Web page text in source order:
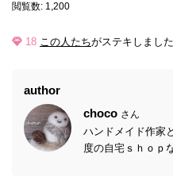
閲覧数: 1,200
18 この人たちがステキしました
author
choco さん
ハンドメイド作家
度の自宅ｓｈｏｐ